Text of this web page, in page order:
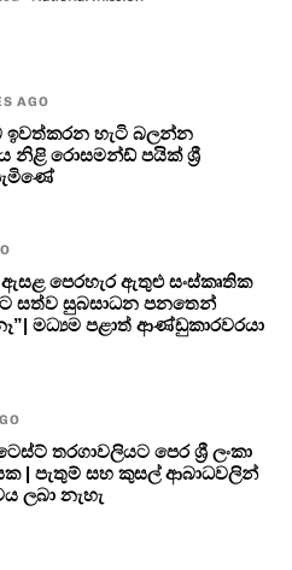
AGO
ඉවත්කරන හැටි බලන්න
නිළි රොසමන්ඩ් පයික් ශ්‍රී
පෙරහැර ඇතුළු සංස්කෘතික
සත්ව සුබසාධන පනතෙන්
මධ්‍යම පළාත් ආණ්ඩුකාරවරයා
තරගාවලියට පෙර ශ්‍රී ලංකා
| පැතුම් සහ කුසල් ආබාධවලින්
ලබා නැහැ